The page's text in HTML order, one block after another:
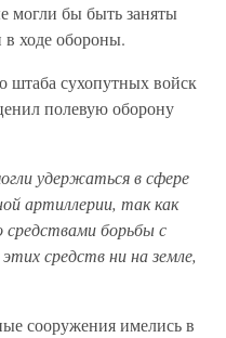
могли бы быть заняты
в ходе обороны.
штаба сухопутных войск
полевую оборону
удержаться в сфере
артиллерии, так как
средствами борьбы с
средств ни на земле,
сооружения имелись в